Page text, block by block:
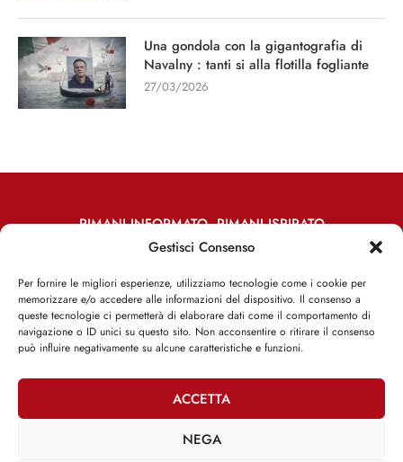
Gestisci Consenso
Per fornire le migliori esperienze, utilizziamo tecnologie come i cookie per
memorizzare e/o accedere alle informazioni del dispositivo. Il consenso a
queste tecnologie ci permetterà di elaborare dati come il comportamento di
navigazione o ID unici su questo sito. Non acconsentire o ritirare il consenso
può influire negativamente su alcune caratteristiche e funzioni.
ACCETTA
NEGA
Una gondola con la gigantografia di
Navalny : tanti si alla flotilla fogliante
27/03/2026
RIMANI INFORMATO, RIMANI ISPIRATO
Iscriviti alla Newsletter
ISCRIVITI ADESSO
Facebook Twitter Email